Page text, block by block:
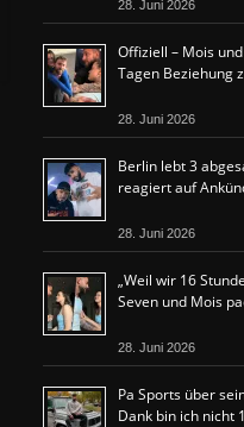
28. Juni 2026
Offiziell – Mois
Tagen Beziehung
28. Juni 2026
Berlin lebt 3
reagiert auf
28. Juni 2026
„Weil wir 16
Seven und Mois
28. Juni 2026
Pa Sports über
Dank bin ich nicht